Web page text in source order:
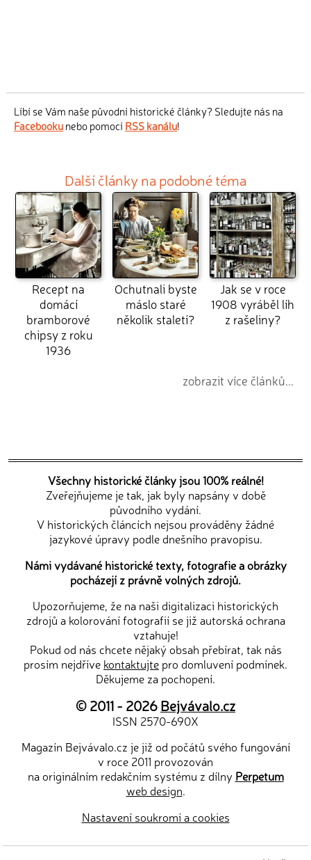
Líbí se Vám naše původní historické články? Sledujte nás na
Facebookunebo pomocí RSS kanálu!
Další články na podobné téma
Recept na
domácí
bramborové
chipsy z roku
1936
Ochutnali byste
máslo staré
několik staletí?
Jak se v roce
1908 vyráběl líh
z rašeliny?
zobrazit více článků...
Všechny historické články jsou 100% reálné!
Zveřejňujeme je tak, jak byly napsány v době
původního vydání.
V historických článcích nejsou prováděny žádné
jazykové úpravy podle dnešního pravopisu.
Námi vydávané historické texty, fotografie a obrázky
pocházejí z právně volných zdrojů.
Upozorňujeme, že na naši digitalizaci historických
zdrojů a kolorování fotografií se již autorská ochrana
vztahuje!
Pokud od nás chcete nějaký obsah přebírat, tak nás
prosím nejdříve kontaktujte pro domluvení podmínek.
Děkujeme za pochopení.
© 2011 - 2026Bejvávalo.cz
ISSN 2570-690X
Magazín Bejvávalo.cz je již od počátů svého fungování
v roce 2011 provozován
na originálním redakčním systému z dílny Perpetum
web design.
Nastavení soukromí a cookies